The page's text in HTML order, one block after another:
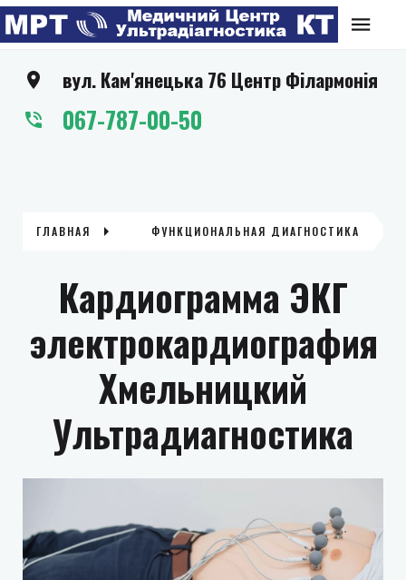
вул. Кам'янецька 76 Центр Філармонія
067-787-00-50
ГЛАВНАЯ ФУНКЦИОНАЛЬНАЯ ДИАГНОСТИКА
Кардиограмма ЭКГ
электрокардиография
Хмельницкий
Ультрадиагностика